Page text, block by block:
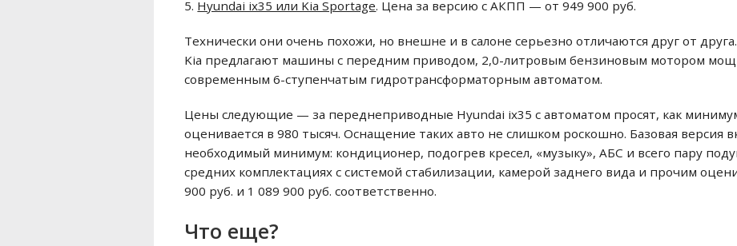
5. Hyundai ix35 или Kia Sportage. Цена за версию с АКПП — от 949 900 руб.
Технически они очень похожи, но внешне и в салоне серьезно отличаются друг от
Kia предлагают машины с передним приводом, 2,0-литровым бензиновым мотором
современным 6-ступенчатым гидротрансформаторным автоматом.
Цены следующие — за переднеприводные Hyundai ix35 с автоматом просят, как
оценивается в 980 тысяч. Оснащение таких авто не слишком роскошно. Базовая версия
необходимый минимум: кондиционер, подогрев кресел, «музыку», АБС и всего пару
средних комплектациях с системой стабилизации, камерой заднего вида и прочим
900 руб. и 1 089 900 руб. соответственно.
Что еще?